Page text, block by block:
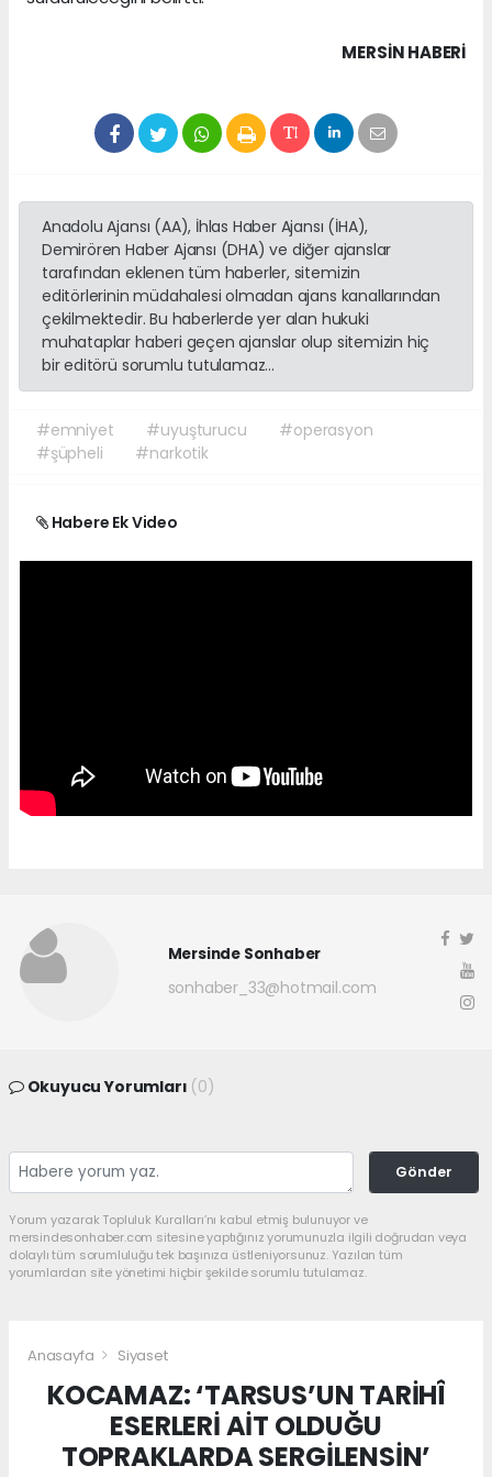
MERSIN HABERİ
Anadolu Ajansı (AA), İhlas Haber Ajansı (İHA),
Demirören Haber Ajansı (DHA) ve diğer ajanslar
tarafından eklenen tüm haberler, sitemizin
editörlerinin müdahalesi olmadan ajans kanallarından
çekilmektedir. Bu haberlerde yer alan hukuki
muhataplar haberi geçen ajanslar olup sitemizin hiç
bir editörü sorumlu tutulamaz...
#emniyet #uyuşturucu
#operasyon
#şüpheli
#narkotik
Habere Ek Video
Mersinde Sonhaber
sonhaber_33@hotmail.com
Okuyucu Yorumları (0)
Gönder
Yorum yazarak Topluluk Kuralları’nı kabul etmiş bulunuyor ve
mersindesonhaber.com sitesine yaptığınız yorumunuzla ilgili doğrudan veya
dolaylı tüm sorumluluğu tek başınıza üstleniyorsunuz. Yazılan tüm
yorumlardan site yönetimi hiçbir şekilde sorumlu tutulamaz.
Anasayfa Siyaset
KOCAMAZ: ‘TARSUS’UN TARİHÎ
ESERLERİ AİT OLDUĞU
TOPRAKLARDA SERGİLENSİN’